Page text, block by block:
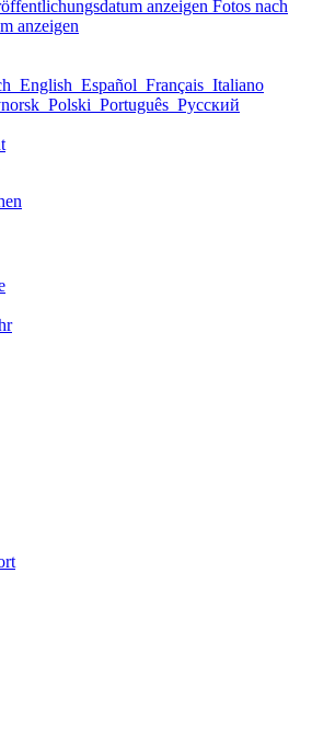
anzeigen Fotos nach
anzeigen
English Español Français Italiano
Polski Português Русский